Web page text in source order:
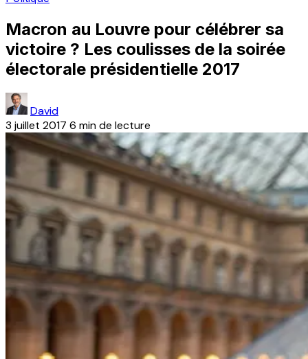
Macron au Louvre pour célébrer sa
victoire ? Les coulisses de la soirée
électorale présidentielle 2017
David
3 juillet 2017 6 min de lecture